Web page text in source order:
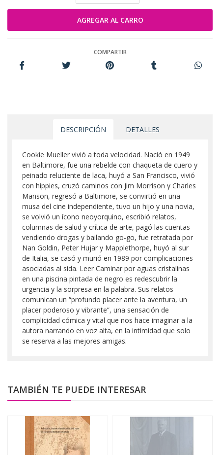
COMPARTIR
DESCRIPCIÓN DETALLES
Cookie Mueller vivió a toda velocidad. Nació en 1949
en Baltimore, fue una rebelde con chaqueta de cuero y
peinado reluciente de laca, huyó a San Francisco, vivió
con hippies, cruzó caminos con Jim Morrison y Charles
Manson, regresó a Baltimore, se convirtió en una
musa del cine independiente, tuvo un hijo y una novia,
se volvió un ícono neoyorquino, escribió relatos,
columnas de salud y crítica de arte, pagó las cuentas
vendiendo drogas y bailando go-go, fue retratada por
Nan Goldin, Peter Hujar y Mapplethorpe, huyó al sur
de Italia, se casó y murió en 1989 por complicaciones
asociadas al sida. Leer Caminar por aguas cristalinas
en una piscina pintada de negro es redescubrir la
urgencia y la sorpresa en la palabra. Sus relatos
comunican un “profundo placer ante la aventura, un
placer poderoso y vibrante”, una sensación de
complicidad cómica y vital que nos hace imaginar a la
autora narrando en voz alta, en la intimidad que solo
se reserva a las mejores amigas.
TAMBIÉN TE PUEDE INTERESAR